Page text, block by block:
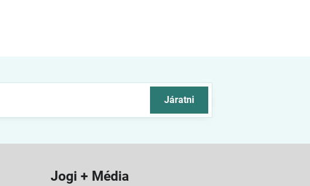
Járatni
Jogi + Média